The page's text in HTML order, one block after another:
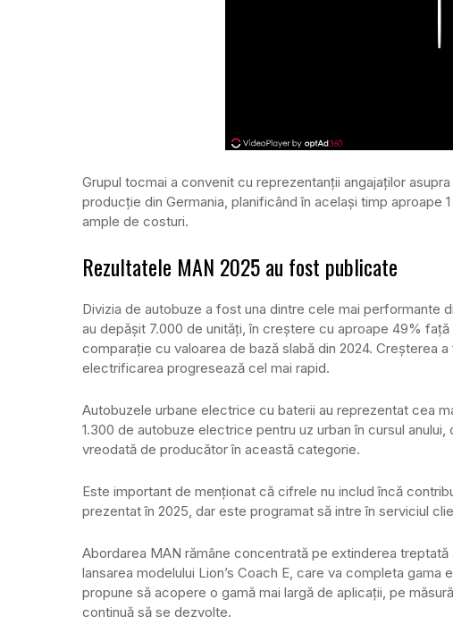
Grupul tocmai a convenit cu reprezentanții angajaților
producție din Germania, planificând în același timp aproape
ample de costuri.
Rezultatele MAN 2025 au fost publicate
Divizia de autobuze a fost una dintre cele mai performante
au depășit 7.000 de unități, în creștere cu aproape 49%
comparație cu valoarea de bază slabă din 2024. Creșterea
electrificarea progresează cel mai rapid.
Autobuzele urbane electrice cu baterii au reprezentat cea
1.300 de autobuze electrice pentru uz urban în cursul
vreodată de producător în această categorie.
Este important de menționat că cifrele nu includ încă
prezentat în 2025, dar este programat să intre în serviciul
Abordarea MAN rămâne concentrată pe extinderea
lansarea modelului Lion’s Coach E, care va completa
propune să acopere o gamă mai largă de aplicații, pe
continuă să se dezvolte.